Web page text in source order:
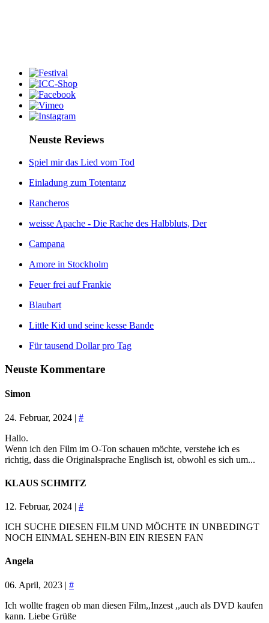
Neuste Reviews
Spiel mir das Lied vom Tod
Einladung zum Totentanz
Rancheros
weisse Apache - Die Rache des Halbbluts, Der
Campana
Amore in Stockholm
Feuer frei auf Frankie
Blaubart
Little Kid und seine kesse Bande
Für tausend Dollar pro Tag
Neuste Kommentare
Simon
24. Februar, 2024 | #
Hallo.
Wenn ich den Film im O-Ton schauen möchte, verstehe ich es
richtig, dass die Originalsprache Englisch ist, obwohl es sich um...
KLAUS SCHMITZ
12. Februar, 2024 | #
ICH SUCHE DIESEN FILM UND MÖCHTE IN UNBEDINGT
NOCH EINMAL SEHEN-BIN EIN RIESEN FAN
Angela
06. April, 2023 | #
Ich wollte fragen ob man diesen Film,,Inzest ,,auch als DVD kaufen
kann. Liebe Grüße